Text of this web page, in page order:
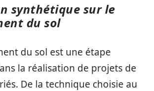
synthétique sur le
du sol
du sol est une étape
la réalisation de projets de
De la technique choisie au